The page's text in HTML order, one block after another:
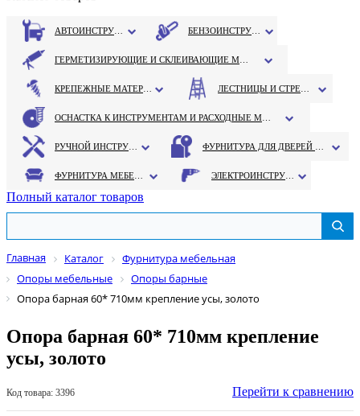
Полный каталог товаров
Главная Каталог
Фурнитура мебельная
Опоры мебельные
Опоры барные
Опора барная 60* 710мм крепление усы, золото
Опора барная 60* 710мм крепление
усы, золото
Код товара: 3396 Перейти к сравнению